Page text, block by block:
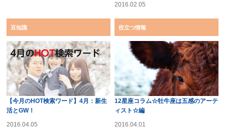
2016.02.05
豆知識
【今月のHOT検索ワード】4月：新生
活とGW！
2016.04.05
役立つ情報
12星座コラム☆牡牛座は五感のアーテ
ィスト☆編
2016.04.01